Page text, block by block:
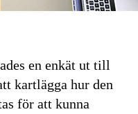
en enkät ut till
kartlägga hur den
för att kunna